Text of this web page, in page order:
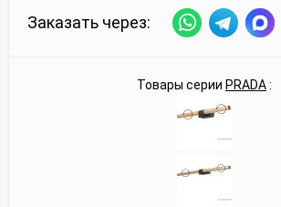
Заказать через:
Товары серии PRADA: